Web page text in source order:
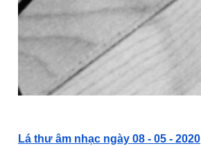
Lá thư âm nhạc ngày 08 - 05 - 2020